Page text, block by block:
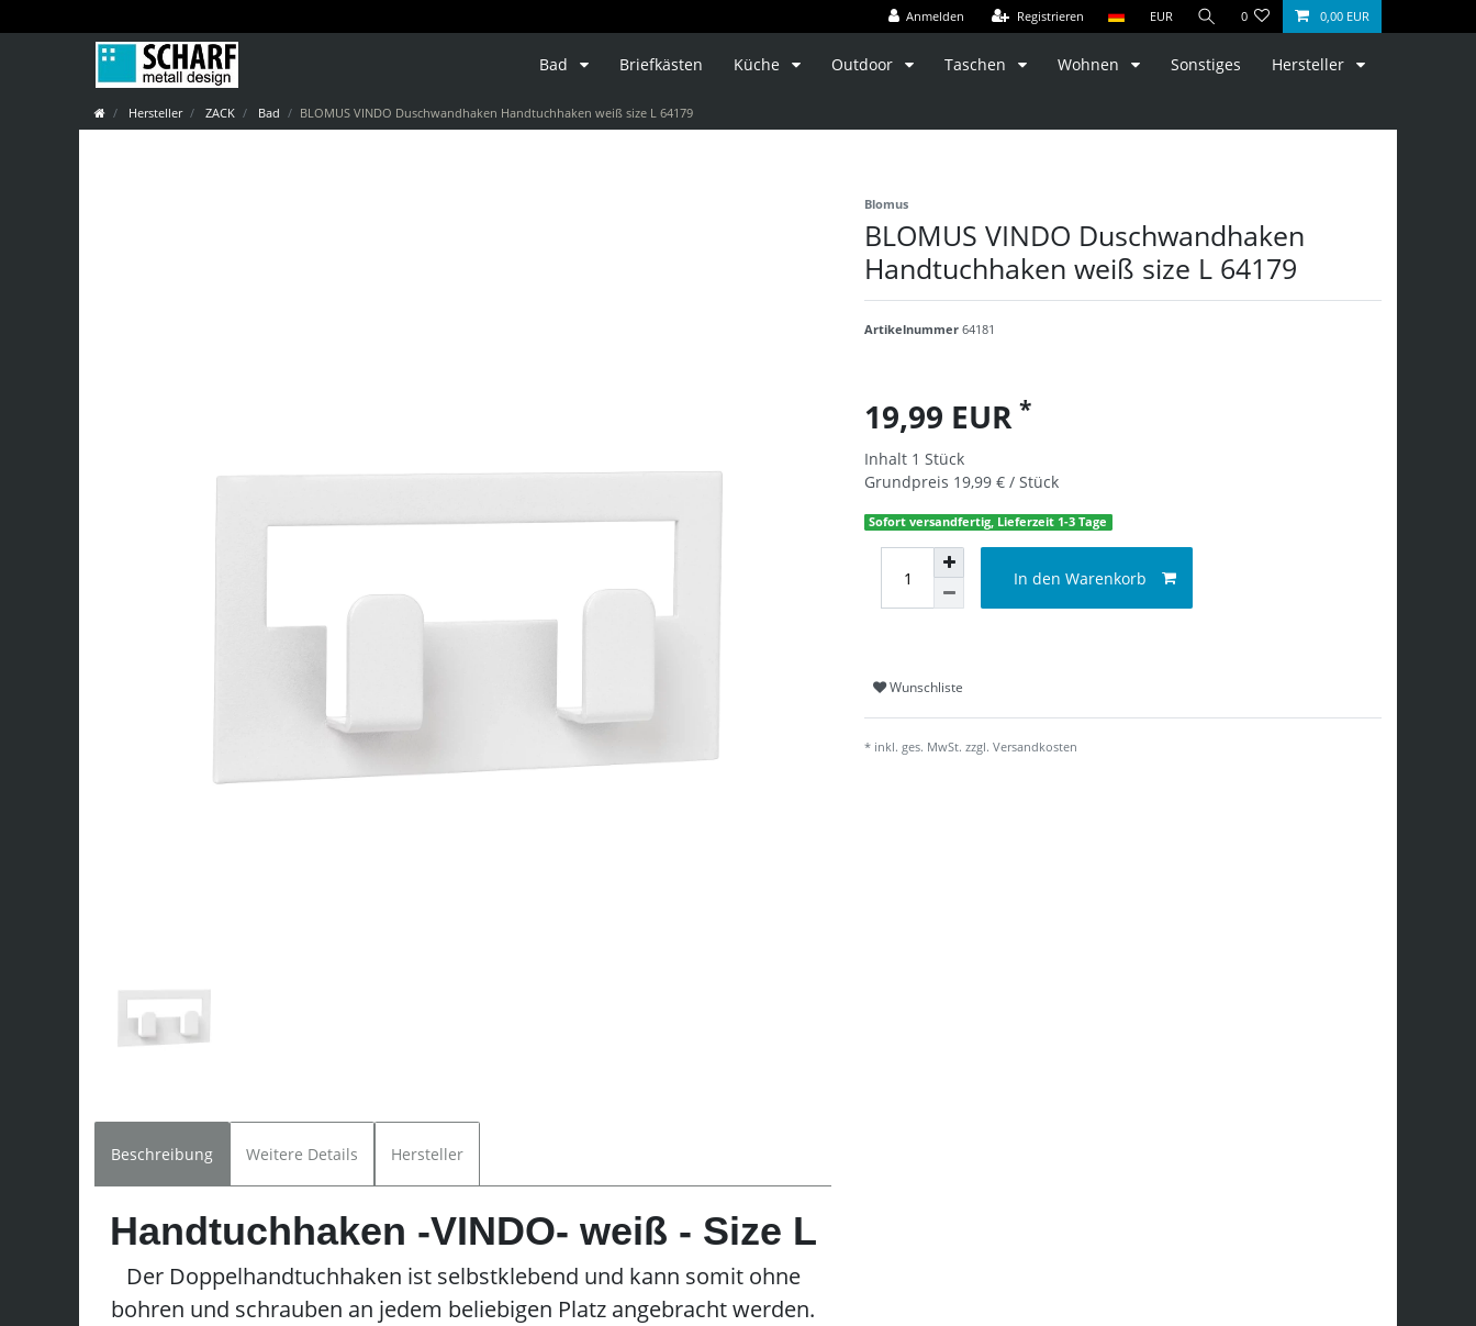
Anmelden Registrieren EUR 0 0,00 EUR
Bad Briefkästen Küche Outdoor Taschen Wohnen Sonstiges Hersteller
Hersteller ZACK Bad BLOMUS VINDO Duschwandhaken Handtuchhaken weiß size L 64179
Blomus
BLOMUS VINDO Duschwandhaken
Handtuchhaken weiß size L 64179
Artikelnummer64181
19,99 EUR*
Inhalt 1Stück
Grundpreis 19,99 € / Stück
Sofort versandfertig, Lieferzeit 1-3 Tage
In den Warenkorb
Wunschliste
* inkl. ges. MwSt. zzgl.Versandkosten
Beschreibung Weitere Details Hersteller
Handtuchhaken -VINDO- weiß - Size L
Der Doppelhandtuchhaken ist selbstklebend und kann somit ohne
bohren und schrauben an jedem beliebigen Platz angebracht werden.